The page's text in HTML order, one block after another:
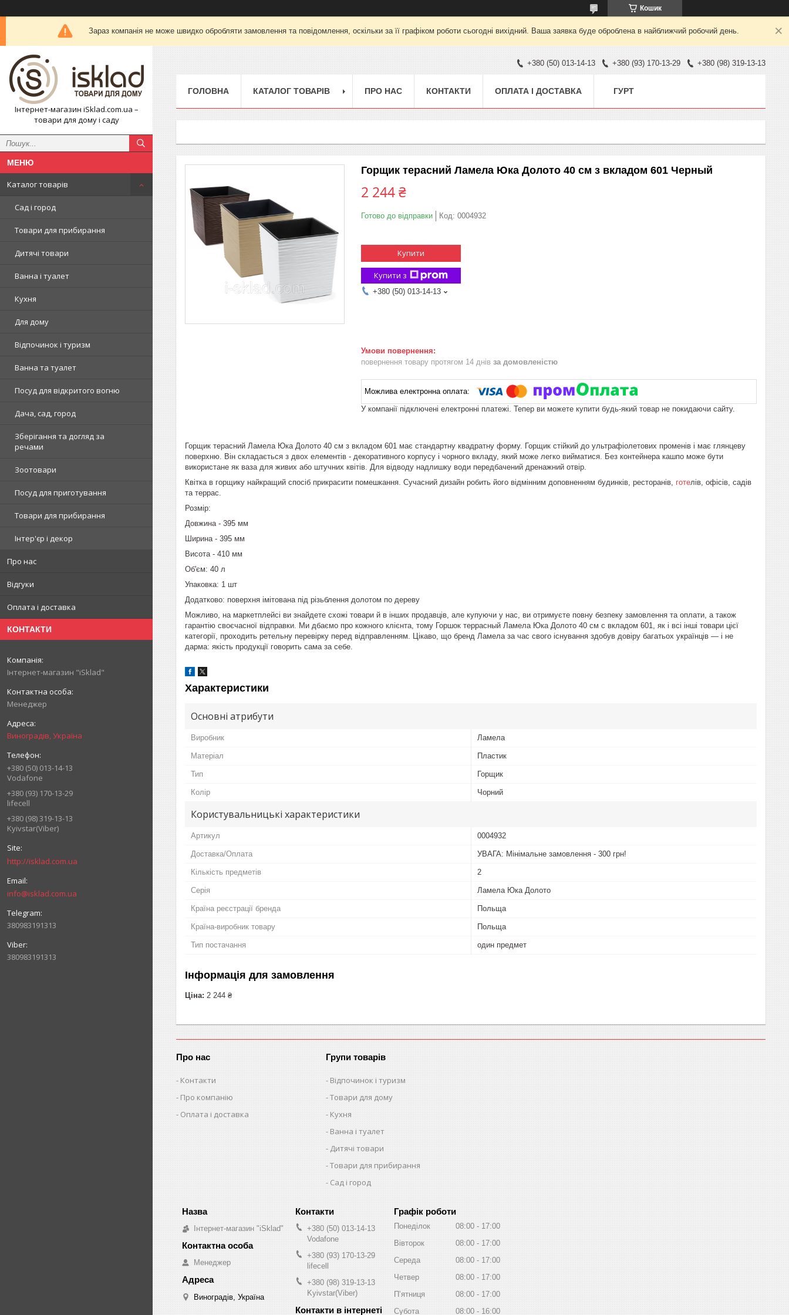
Кошик
Зараз компанія не може швидко обробляти замовлення та повідомлення, оскільки за її графіком роботи сьогодні вихідний. Ваша заявка буде оброблена в найближчий робочий день.
Інтернет-магазин iSklad.com.ua –
товари для дому і саду
Каталог товарів
Сад і город
Товари для прибирання
Дитячі товари
Ванна і туалет
Кухня
Для дому
Відпочинок і туризм
Ванна та туалет
Посуд для відкритого вогню
Дача, сад, город
Зберігання та догляд за
речами
Зоотовари
Посуд для приготування
Товари для прибирання
Інтер'єр і декор
Про нас
Відгуки
Оплата і доставка
КОНТАКТИ
Інтернет-магазин "iSklad"
Менеджер
Виноградів, Україна
+380 (50) 013-14-13
Vodafone
+380 (93) 170-13-29
lifecell
+380 (98) 319-13-13
Kyivstar(Viber)
http://isklad.com.ua
info@isklad.com.ua
380983191313
380983191313
+380 (50) 013-14-13 +380 (93) 170-13-29 +380 (98) 319-13-13
ГОЛОВНА КАТАЛОГ ТОВАРІВ ПРО НАС КОНТАКТИ ОПЛАТА І ДОСТАВКА ГУРТ
Горщик терасний Ламела Юка Долото 40 см з вкладом 601 Черный
2 244 ₴
Готово до відправки Код: 0004932
Купити
Купити з
+380 (50) 013-14-13
повернення товару протягом 14 днів за домовленістю
У компанії підключені електронні платежі. Тепер ви можете купити будь-який товар не покидаючи сайту.
Горщик терасний Ламела Юка Долото 40 см з вкладом 601 має стандартну квадратну форму. Горщик стійкий до ультрафіолетових променів і має глянцеву
поверхню. Він складається з двох елементів - декоративного корпусу і чорного вкладу, який може легко вийматися. Без контейнера кашпо може бути
використане як ваза для живих або штучних квітів. Для відводу надлишку води передбачений дренажний отвір.
Квітка в горщику найкращий спосіб прикрасити помешкання. Сучасний дизайн робить його відмінним доповненням будинків, ресторанів, готелів, офісів, садів
та террас.
Розмір:
Довжина - 395 мм
Ширина - 395 мм
Висота - 410 мм
Об'єм: 40 л
Упаковка: 1 шт
Додатково: поверхня імітована під різьблення долотом по дереву
Можливо, на маркетплейсі ви знайдете схожі товари й в інших продавців, але купуючи у нас, ви отримуєте повну безпеку замовлення та оплати, а також
гарантію своєчасної відправки. Ми дбаємо про кожного клієнта, тому Горшок террасный Ламела Юка Долото 40 см с вкладом 601, як і всі інші товари цієї
категорії, проходить ретельну перевірку перед відправленням. Цікаво, що бренд Ламела за час свого існування здобув довіру багатьох українців — і не
дарма: якість продукції говорить сама за себе.
Характеристики
Основні атрибути
Виробник Ламела
Матеріал Пластик
Тип Горщик
Колір Чорний
Користувальницькі характеристики
Артикул 0004932
Доставка/Оплата УВАГА: Мінімальне замовлення - 300 грн!
Кількість предметів 2
Серія Ламела Юка Долото
Країна реєстрації бренда Польща
Країна-виробник товару Польща
Тип постачання один предмет
Інформація для замовлення
Ціна: 2 244 ₴
Про нас
Контакти
Про компанію
Оплата і доставка
Групи товарів
Відпочинок і туризм
Товари для дому
Кухня
Ванна і туалет
Дитячі товари
Товари для прибирання
Сад і город
Інтернет-магазин "iSklad"
Менеджер
Виноградів, Україна
+380 (50) 013-14-13
Vodafone
+380 (93) 170-13-29
lifecell
+380 (98) 319-13-13
Kyivstar(Viber)
Графік роботи
Понеділок 08:00
17:00
Вівторок
08:00
17:00
Середа
08:00
17:00
Четвер
08:00
17:00
Пʼятниця
08:00
17:00
Субота
08:00 16:00